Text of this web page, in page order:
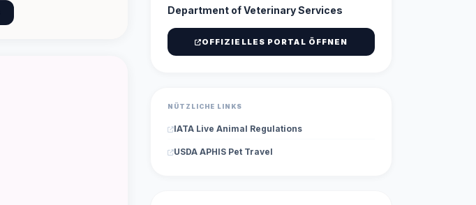
Department of Veterinary Services
OFFIZIELLES PORTAL ÖFFNEN
NÜTZLICHE LINKS
IATA Live Animal Regulations
USDA APHIS Pet Travel